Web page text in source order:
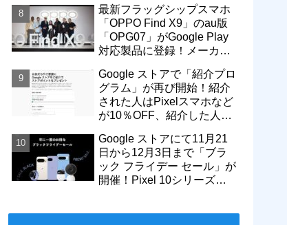
最新フラッグシップスマホ
「OPPO Find X9」のau版
「OPG07」がGoogle Play
対応製品に登録！メーカー
売へ
Google ストアで「紹介プロ
グラム」が再び開始！紹介
された人はPixelスマホなど
が10％OFF、紹介した人は
ト付与
Google ストアにて11月21
日から12月3日まで「ブラ
ック フライデー セール」が
開催！Pixel 10シリーズや